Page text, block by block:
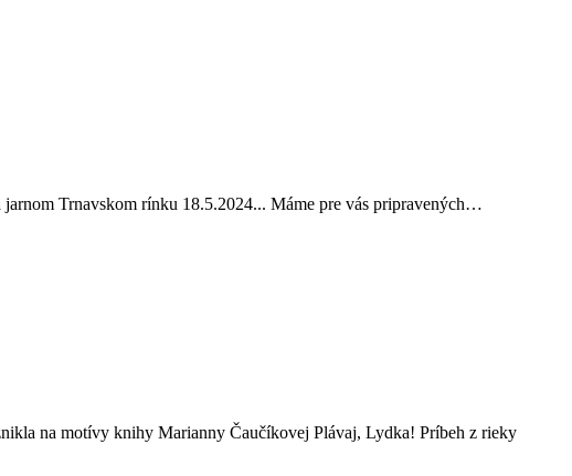
Trnavskom rínku 18.5.2024... Máme pre vás pripravených…
na motívy knihy Marianny Čaučíkovej Plávaj, Lydka! Príbeh z rieky